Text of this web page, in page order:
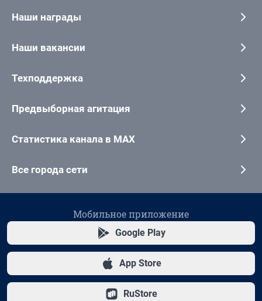
Наши награды
Наши вакансии
Техподдержка
Предвыборная агитация
Статистика канала в MAX
Все города сети
Мобильное приложение
Google Play
App Store
RuStore